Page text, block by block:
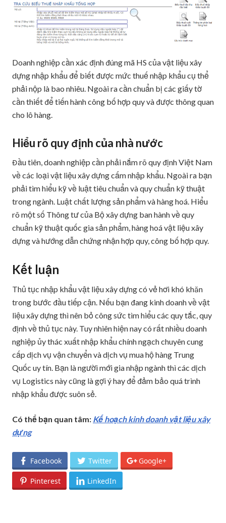
Doanh nghiệp cần xác định đúng mã HS của vật liệu xây
dựng nhập khẩu để biết được mức thuế nhập khẩu cụ thể
phải nộp là bao nhiêu. Ngoài ra cần chuẩn bị các giấy tờ
cần thiết để tiến hành công bố hợp quy và được thông quan
cho lô hàng.
Hiểu rõ quy định của nhà nước
Đầu tiên, doanh nghiệp cần phải nắm rõ quy định Việt Nam
về các loại vật liệu xây dựng cấm nhập khẩu. Ngoài ra bạn
phải tìm hiểu kỹ về luật tiêu chuẩn và quy chuẩn kỹ thuật
trong ngành. Luật chất lượng sản phẩm và hàng hoá. Hiểu
rõ một số Thông tư của Bộ xây dựng ban hành về quy
chuẩn kỹ thuật quốc gia sản phẩm, hàng hoá vật liệu xây
dựng và hướng dẫn chứng nhận hợp quy, công bố hợp quy.
Kết luận
Thủ tục nhập khẩu vật liệu xây dựng có vẻ hơi khó khăn
trong bước đầu tiếp cận. Nếu bạn đang kinh doanh về vật
liệu xây dựng thì nên bỏ công sức tìm hiểu các quy tắc, quy
định về thủ tục này. Tuy nhiên hiện nay có rất nhiều doanh
nghiệp ủy thác xuất nhập khẩu chính ngạch chuyên cung
cấp dịch vụ vận chuyển và dịch vụ mua hộ hàng Trung
Quốc uy tín. Bạn là người mới gia nhập ngành thì các dịch
vụ Logistics này cũng là gợi ý hay để đảm bảo quá trình
nhập khẩu được suôn sẻ.
Có thể bạn quan tâm: Kế hoạch kinh doanh vật liệu xây
dựng
Facebook Twitter Google+
Pinterest LinkedIn